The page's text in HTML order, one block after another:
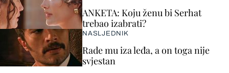
ANKETA: Koju ženu bi Serhat
trebao izabrati?
NASLJEDNIK
Rade mu iza leđa, a on toga nije
svjestan